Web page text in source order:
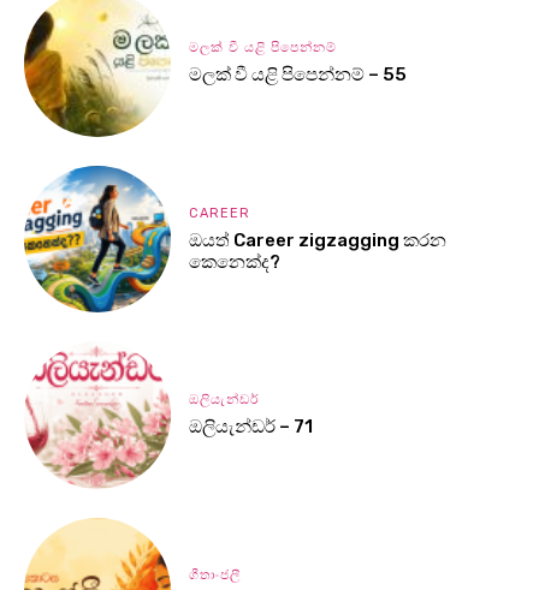
මලක් වී යළි පිපෙන්නම්
මලක් වී යළි පිපෙන්නම් – 55
CAREER
ඔයත් Career zigzagging කරන
කෙනෙක්ද?
ඔලියැන්ඩර්
ඔලියැන්ඩර් – 71
ගීතාංජලී